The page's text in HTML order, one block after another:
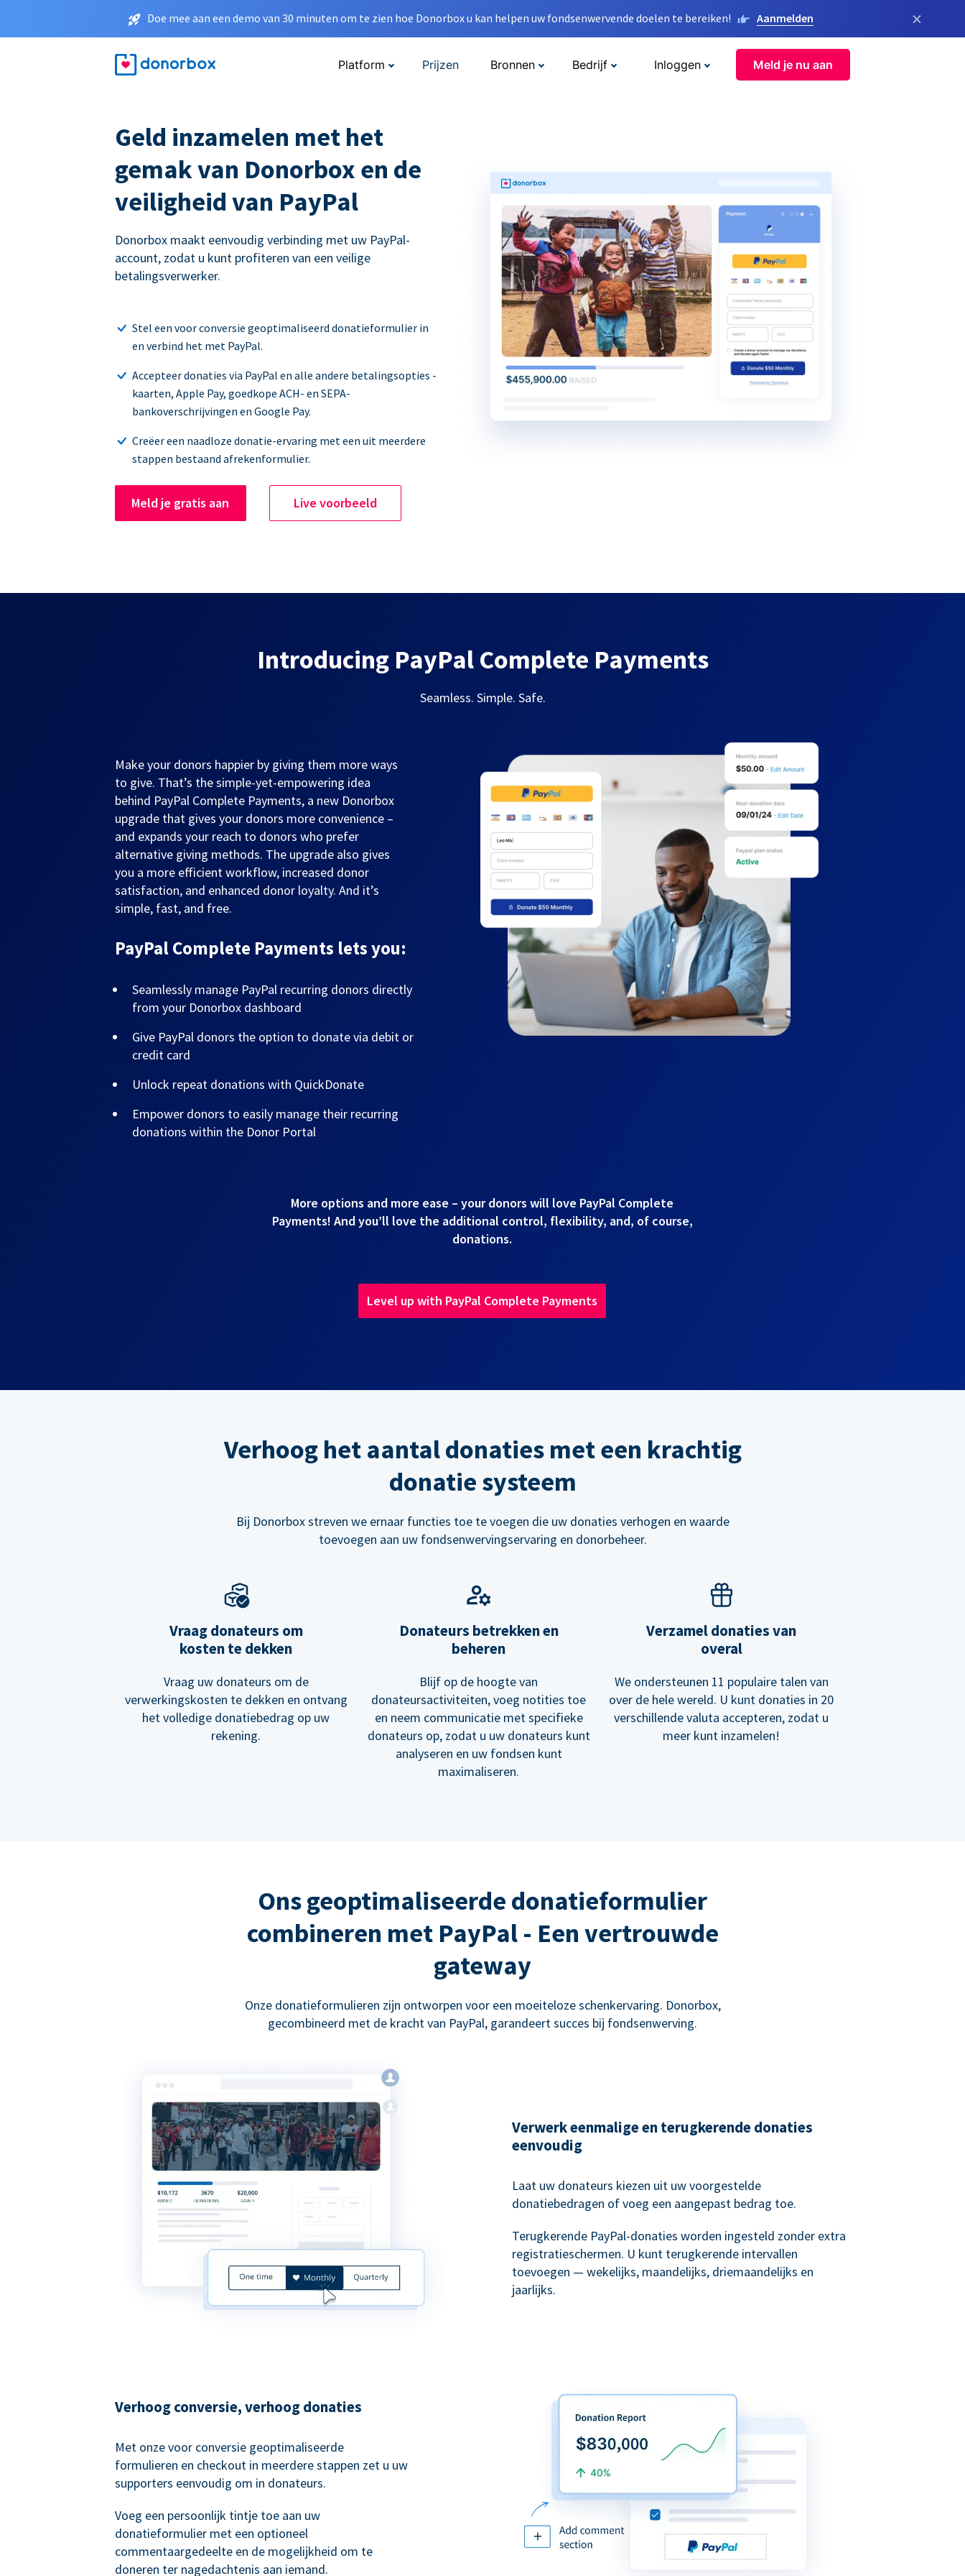
Doe mee aan een demo van 30 minuten om te zien hoe Donorbox u kan helpen uw fondsenwervende doelen te bereiken! Aanmelden ×
Platform Prijzen Bronnen Bedrijf Inloggen Meld je nu aan
Geld inzamelen met het
gemak van Donorbox en de
veiligheid van PayPal
Donorbox maakt eenvoudig verbinding met uw PayPal-
account, zodat u kunt profiteren van een veilige
betalingsverwerker.
Stel een voor conversie geoptimaliseerd donatieformulier in
en verbind het met PayPal.
Accepteer donaties via PayPal en alle andere betalingsopties -
kaarten, Apple Pay, goedkope ACH- en SEPA-
bankoverschrijvingen en Google Pay.
Creëer een naadloze donatie-ervaring met een uit meerdere
stappen bestaand afrekenformulier.
Meld je gratis aan Live voorbeeld
Introducing PayPal Complete Payments
Seamless. Simple. Safe.
Make your donors happier by giving them more ways
to give. That’s the simple-yet-empowering idea
behind PayPal Complete Payments, a new Donorbox
upgrade that gives your donors more convenience –
and expands your reach to donors who prefer
alternative giving methods. The upgrade also gives
you a more efficient workflow, increased donor
satisfaction, and enhanced donor loyalty. And it’s
simple, fast, and free.
PayPal Complete Payments lets you:
Seamlessly manage PayPal recurring donors directly
from your Donorbox dashboard
Give PayPal donors the option to donate via debit or
credit card
Unlock repeat donations with QuickDonate
Empower donors to easily manage their recurring
donations within the Donor Portal
More options and more ease – your donors will love PayPal Complete
Payments! And you’ll love the additional control, flexibility, and, of course,
donations.
Level up with PayPal Complete Payments
Verhoog het aantal donaties met een krachtig
donatie systeem
Bij Donorbox streven we ernaar functies toe te voegen die uw donaties verhogen en waarde
toevoegen aan uw fondsenwervingservaring en donorbeheer.
Vraag donateurs om
kosten te dekken
Vraag uw donateurs om de
verwerkingskosten te dekken en ontvang
het volledige donatiebedrag op uw
rekening.
Donateurs betrekken en
beheren
Blijf op de hoogte van
donateursactiviteiten, voeg notities toe
en neem communicatie met specifieke
donateurs op, zodat u uw donateurs kunt
analyseren en uw fondsen kunt
maximaliseren.
Verzamel donaties van
overal
We ondersteunen 11 populaire talen van
over de hele wereld. U kunt donaties in 20
verschillende valuta accepteren, zodat u
meer kunt inzamelen!
Ons geoptimaliseerde donatieformulier
combineren met PayPal - Een vertrouwde
gateway
Onze donatieformulieren zijn ontworpen voor een moeiteloze schenkervaring. Donorbox,
gecombineerd met de kracht van PayPal, garandeert succes bij fondsenwerving.
Verwerk eenmalige en terugkerende donaties
eenvoudig
Laat uw donateurs kiezen uit uw voorgestelde
donatiebedragen of voeg een aangepast bedrag toe.
Terugkerende PayPal-donaties worden ingesteld zonder extra
registratieschermen. U kunt terugkerende intervallen
toevoegen — wekelijks, maandelijks, driemaandelijks en
jaarlijks.
Verhoog conversie, verhoog donaties
Met onze voor conversie geoptimaliseerde
formulieren en checkout in meerdere stappen zet u uw
supporters eenvoudig om in donateurs.
Voeg een persoonlijk tintje toe aan uw
donatieformulier met een optioneel
commentaargedeelte en de mogelijkheid om te
doneren ter nagedachtenis aan iemand.